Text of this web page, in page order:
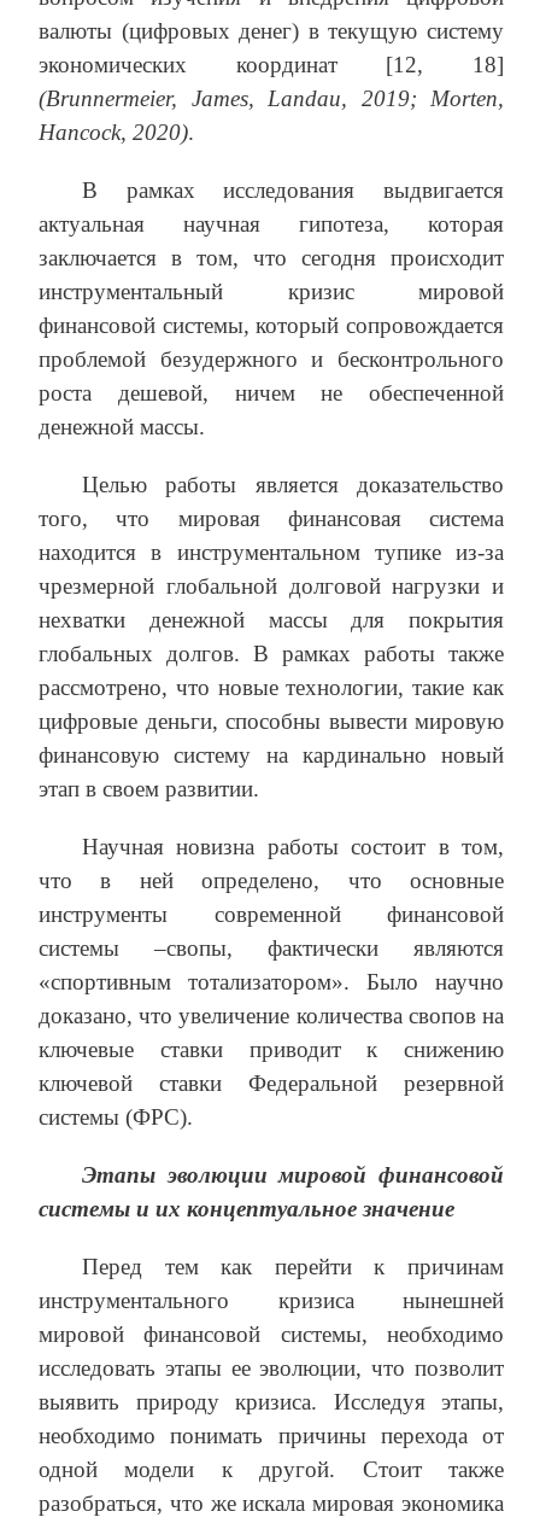
валюты (цифровых денег) в текущую систему
экономических координат [12, 18]
(Brunnermeier, James, Landau, 2019; Morten,
Hancock, 2020).
В рамках исследования выдвигается
актуальная научная гипотеза, которая
заключается в том, что сегодня происходит
инструментальный кризис мировой
финансовой системы, который сопровождается
проблемой безудержного и бесконтрольного
роста дешевой, ничем не обеспеченной
денежной массы.
Целью работы является доказательство
того, что мировая финансовая система
находится в инструментальном тупике из‑за
чрезмерной глобальной долговой нагрузки и
нехватки денежной массы для покрытия
глобальных долгов. В рамках работы также
рассмотрено, что новые технологии, такие как
цифровые деньги, способны вывести мировую
финансовую систему на кардинально новый
этап в своем развитии.
Научная новизна работы состоит в том,
что в ней определено, что основные
инструменты современной финансовой
системы –свопы, фактически являются
«спортивным тотализатором». Было научно
доказано, что увеличение количества свопов на
ключевые ставки приводит к снижению
ключевой ставки Федеральной резервной
системы (ФРС).
Этапы эволюции мировой финансовой
системы и их концептуальное значение
Перед тем как перейти к причинам
инструментального кризиса нынешней
мировой финансовой системы, необходимо
исследовать этапы ее эволюции, что позволит
выявить природу кризиса. Исследуя этапы,
необходимо понимать причины перехода от
одной модели к другой. Стоит также
разобраться, что же искала мировая экономика